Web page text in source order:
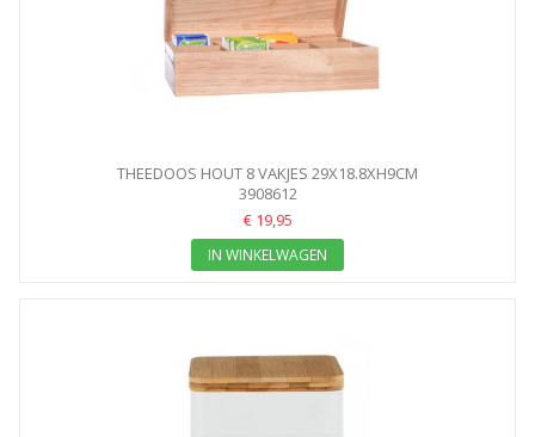
THEEDOOS HOUT 8 VAKJES 29X18.8XH9CM
3908612
€ 19,95
IN WINKELWAGEN